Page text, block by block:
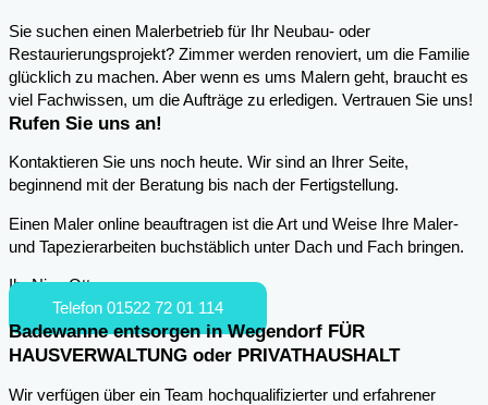
Sie suchen einen Malerbetrieb für Ihr Neubau- oder
Restaurierungsprojekt? Zimmer werden renoviert, um die Familie
glücklich zu machen. Aber wenn es ums Malern geht, braucht es
viel Fachwissen, um die Aufträge zu erledigen. Vertrauen Sie uns!
Rufen Sie uns an!
Kontaktieren Sie uns noch heute. Wir sind an Ihrer Seite,
beginnend mit der Beratung bis nach der Fertigstellung.
Einen Maler online beauftragen ist die Art und Weise Ihre Maler-
und Tapezierarbeiten buchstäblich unter Dach und Fach bringen.
Ihr Nico Otto
Telefon 01522 72 01 114
Badewanne entsorgen in Wegendorf FÜR
HAUSVERWALTUNG oder PRIVATHAUSHALT
Wir verfügen über ein Team hochqualifizierter und erfahrener